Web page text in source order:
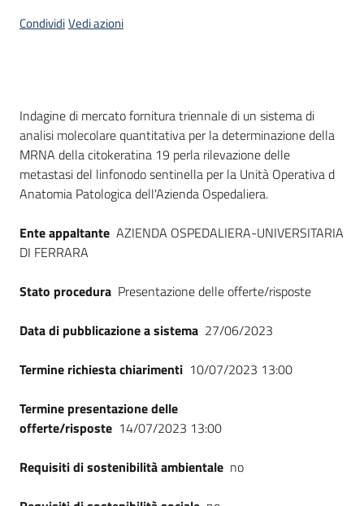
CondividiVedi azioni
Dati del bando
Indagine di mercato fornitura triennale di un sistema di
analisi molecolare quantitativa per la determinazione della
MRNA della citokeratina 19 perla rilevazione delle
metastasi del linfonodo sentinella per la Unità Operativa d
Anatomia Patologica dell'Azienda Ospedaliera.
Ente appaltante AZIENDA OSPEDALIERA-UNIVERSITARIA
DI FERRARA
Stato procedura Presentazione delle offerte/risposte
Data di pubblicazione a sistema 27/06/2023
Termine richiesta chiarimenti 10/07/2023 13:00
Termine presentazione delle
offerte/risposte 14/07/2023 13:00
Requisiti di sostenibilità ambientale no